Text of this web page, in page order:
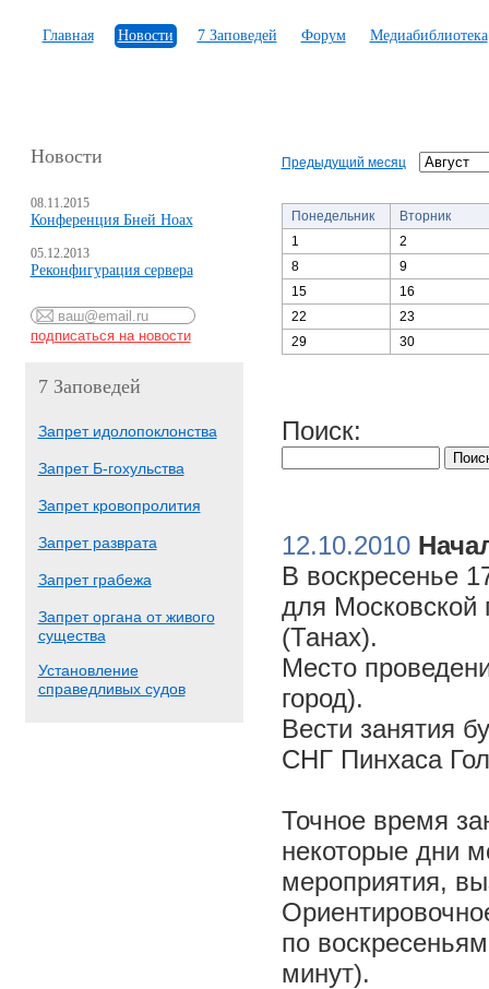
Главная Новости 7 Заповедей Форум Медиабиблиотека
Новости
08.11.2015
Конференция Бней Ноах
05.12.2013
Реконфигурация сервера
7 Заповедей
Запрет идолопоклонства
Запрет Б-гохульства
Запрет кровопролития
Запрет разврата
Запрет грабежа
Запрет органа от живого
существа
Установление
справедливых судов
Предыдущий месяц
Понедельник
Вторник
1
2
8
9
15
16
22
23
29
30
Поиск:
12.10.2010
В воскресенье
для Московской
(Танах).
Место
город).
Вести занятия
СНГ Пинхаса
Точное время
некоторые дни
мероприятия,
по
минут).